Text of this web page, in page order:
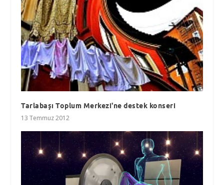
Tarlabaşı Toplum Merkezi'ne destek konseri
13 Temmuz 2012